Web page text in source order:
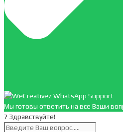
Мы готовы ответить на все Ваши
? Здравствуйте!